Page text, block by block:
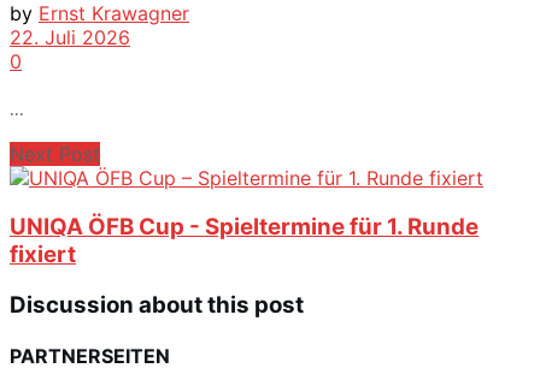
by Ernst Krawagner
22. Juli 2026
0
...
Next Post
UNIQA ÖFB Cup - Spieltermine für 1. Runde
fixiert
Discussion about this post
PARTNERSEITEN